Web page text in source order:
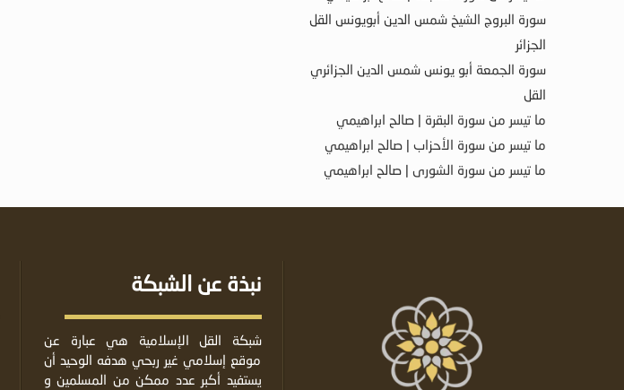
سورة البروج الشيخ شمس الدين أبويونس القل
الجزائر
سورة الجمعة أبو يونس شمس الدين الجزائري
القل
ما تيسر من سورة البقرة | صالح ابراهيمي
ما تيسر من سورة الأحزاب | صالح ابراهيمي
ما تيسر من سورة الشورى | صالح ابراهيمي
نبذة عن الشبكة
شبكة القل الإسلامية هي عبارة عن
موقع إسلامي غير ربحي هدفه الوحيد أن
يستفيد أكبر عدد ممكن من المسلمين و